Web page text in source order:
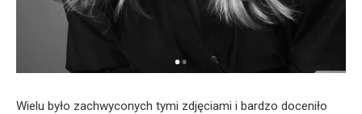
Wielu było zachwyconych tymi zdjęciami i bardzo doceniło